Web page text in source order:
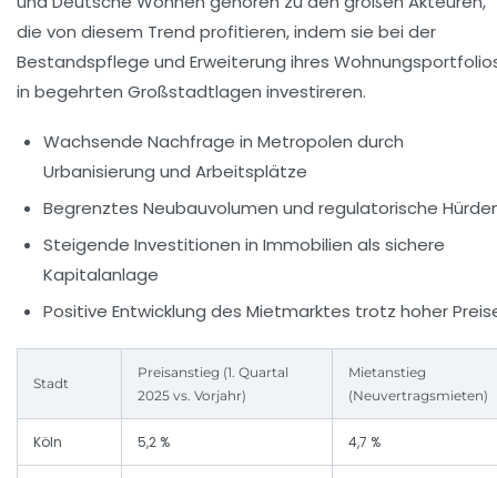
die von diesem Trend profitieren, indem sie bei der
Bestandspflege und Erweiterung ihres
in begehrten Großstadtlagen investireren.
Wachsende Nachfrage in Metropolen durch
Urbanisierung und Arbeitsplätze
Begrenztes Neubauvolumen und regulatorische
Steigende Investitionen in Immobilien als sichere
Kapitalanlage
Positive Entwicklung des Mietmarktes trotz hoher
Stadt
Preisanstieg (1. Quartal
2025 vs. Vorjahr)
Mietanstieg
(Neuvertragsmieten)
Köln 5,2 % 4,7 %